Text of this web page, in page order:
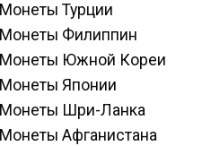
Монеты Турции
Монеты Филиппин
Монеты Южной Кореи
Монеты Японии
Монеты Шри-Ланка
Монеты Афганистана